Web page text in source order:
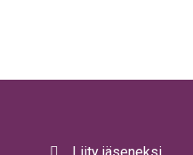
Liity jäseneksi